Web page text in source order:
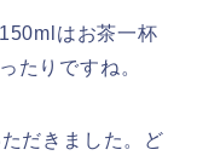
はお茶一杯
たりですね。
だきました。ど